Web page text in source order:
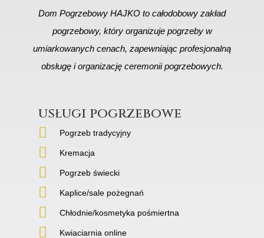
Dom Pogrzebowy HAJKO to całodobowy zakład
pogrzebowy, który organizuje pogrzeby w
umiarkowanych cenach, zapewniając profesjonalną
obsługę i organizację ceremonii pogrzebowych.
usługi pogrzebowe
Pogrzeb tradycyjny
Kremacja
Pogrzeb świecki
Kaplice/sale pożegnań
Chłodnie/kosmetyka pośmiertna
Kwiaciarnia online